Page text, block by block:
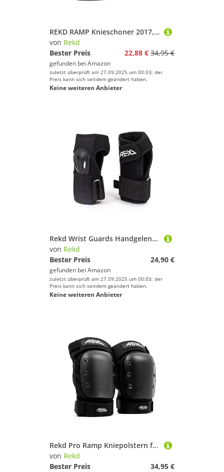
REKD RAMP Knieschoner 2017, L, Schwarz
von Rekd
Bester Preis
22,88 € 34,95 €
gefunden bei Amazon
zuletzt überprüft am 27.09.2025 um 00:03; der
Preis kann sich seitdem geändert haben.
Keine weiteren Anbieter
Rekd Wrist Guards Handgelenkschützer, Unisex, für Erwachsene, Unisex-Erwachsene, RKD495, Schwarz (Black), M
von Rekd
Bester Preis
24,90 €
gefunden bei Amazon
zuletzt überprüft am 27.09.2025 um 00:03; der
Preis kann sich seitdem geändert haben.
Keine weiteren Anbieter
Rekd Pro Ramp Kniepolstern für Skateboard, Unisex, Erwachsene, Unisex, RKD650, Schwarz (Black), XL
von Rekd
Bester Preis
34,95 €